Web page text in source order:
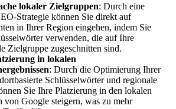
lokaler Zielgruppen: Durch eine
Strategie können Sie direkt auf
in Ihrer Region eingehen, indem Sie
verwenden, die auf Ihre
Zielgruppe zugeschnitten sind.
in lokalen
: Durch die Optimierung Ihrer
Schlüsselwörter und regionale
Sie Ihre Platzierung in den lokalen
von Google steigern, was zu mehr